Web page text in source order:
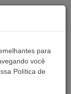
para
você
Política de